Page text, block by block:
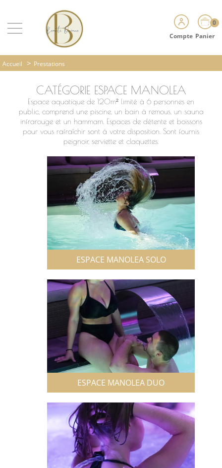
Compte
0
Panier
Accueil > Prestations
CATÉGORIE ESPACE MANOLEA
Espace aquatique de 120m² limité à 6 personnes en
public, comprend une piscine, un bain à remous, un sauna
infrarouge et un hammam. Espaces de détente et boissons
pour vous rafraîchir sont à votre disposition. Sont fournis
peignoir, serviette et claquettes.
ESPACE MANOLEA SOLO
ESPACE MANOLEA DUO